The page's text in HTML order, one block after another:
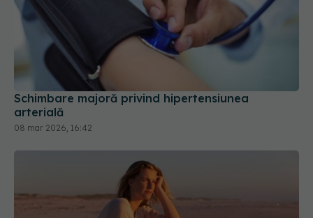
Schimbare majoră privind hipertensiunea
arterială
08 mar 2026, 16:42